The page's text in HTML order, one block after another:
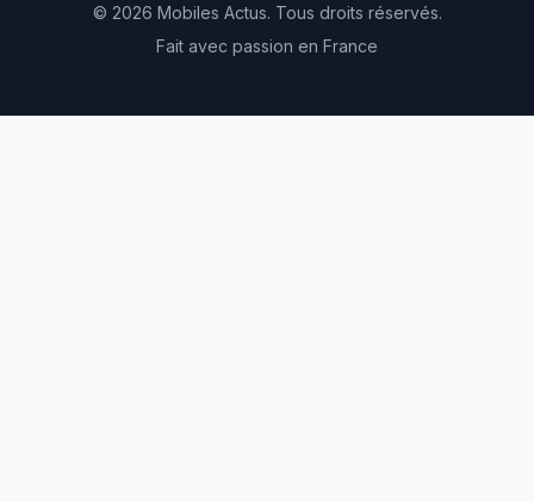
© 2026 Mobiles Actus. Tous droits réservés.
Fait avec passion en France